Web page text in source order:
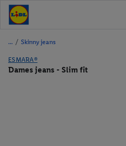
/ Skinny jeans
ESMARA®
Dames jeans - Slim fit